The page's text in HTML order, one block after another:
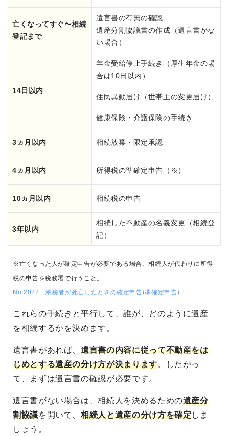
亡くなってすぐ〜相続
登記まで
遺言書の有無の確認
遺産分割協議書の作成（遺言書がな
い場合）
14日以内
年金受給停止手続き（厚生年金の場
合は10日以内）
住民異動届け（世帯主の変更届け）
健康保険・介護保険の手続き
3ヵ月以内 相続放棄・限定承認
4ヵ月以内 所得税の準確定申告（※）
10ヵ月以内 相続税の申告
3年以内
相続した不動産の名義変更（相続登
記）
※亡くなった人が確定申告が必要である場合、相続人が代わりに所得
税の申告を税務署で行うこと。
No.2022 納税者が死亡したときの確定申告(準確定申告)
これらの手続きと平行して、誰が、どのように遺産
を相続するかを決めます。
遺言書があれば、遺言書の内容に従って不動産をは
じめとする遺産の分け方が決まります。したがっ
て、まずは遺言書の確認が必要です。
遺言書がない場合は、相続人を決めるための遺産分
割協議を開いて、相続人と遺産の分け方を確定しま
しょう。